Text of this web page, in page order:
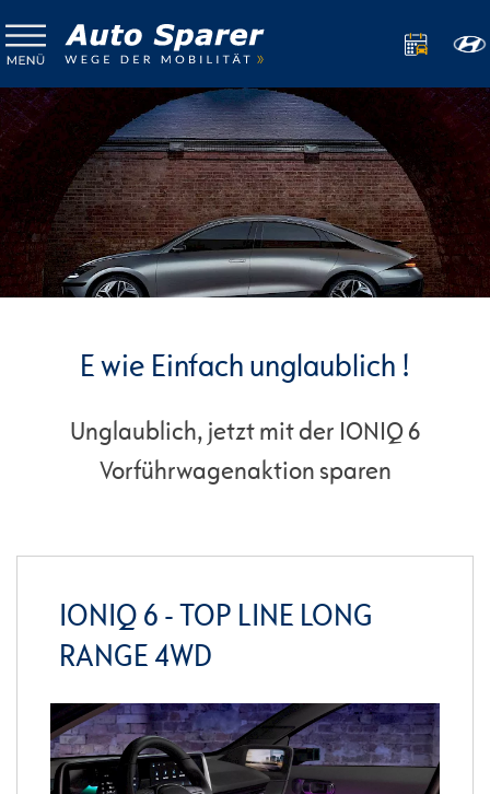
E wie Einfach unglaublich !
Unglaublich, jetzt mit der IONIQ 6
Vorführwagenaktion sparen
IONIQ 6 - TOP LINE LONG
RANGE 4WD